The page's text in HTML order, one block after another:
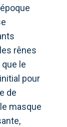
rênes
le
pour
de
masque